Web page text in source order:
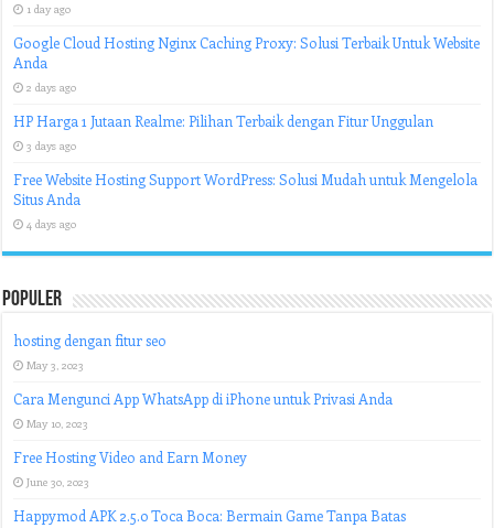
1 day ago
Google Cloud Hosting Nginx Caching Proxy: Solusi Terbaik Untuk Website
Anda
2 days ago
HP Harga 1 Jutaan Realme: Pilihan Terbaik dengan Fitur Unggulan
3 days ago
Free Website Hosting Support WordPress: Solusi Mudah untuk Mengelola
Situs Anda
4 days ago
Populer
hosting dengan fitur seo
May 3, 2023
Cara Mengunci App WhatsApp di iPhone untuk Privasi Anda
May 10, 2023
Free Hosting Video and Earn Money
June 30, 2023
Happymod APK 2.5.0 Toca Boca: Bermain Game Tanpa Batas